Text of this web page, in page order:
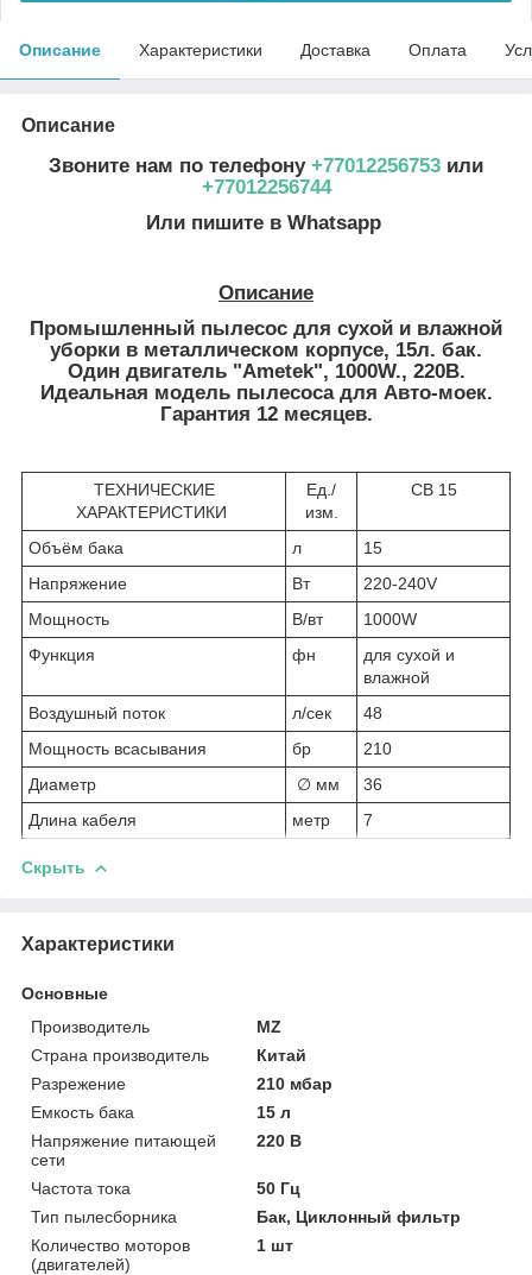
Описание Характеристики Доставка Оплата
Описание
Звоните нам по телефону +77012256753 или
+77012256744
Или пишите в Whatsapp
Описание
Промышленный пылесос для сухой и влажной
уборки в металлическом корпусе, 15л. бак.
Один двигатель "Ametek", 1000W., 220В.
Идеальная модель пылесоса для Авто-моек.
Гарантия 12 месяцев.
ТЕХНИЧЕСКИЕ
ХАРАКТЕРИСТИКИ
Ед./
изм.
СВ 15
Объём бака л
15
Напряжение
Вт
220-240V
Мощность
В/вт
1000W
Функция
фн
для сухой и
влажной
Воздушный поток
л/сек
48
Мощность всасывания
бр
210
Диаметр
∅ мм
36
Длина кабеля
метр 7
Скрыть
Характеристики
Основные
Производитель
MZ
Страна производитель
Китай
Разрежение
210 мбар
Емкость бака
15 л
Напряжение питающей
сети
220 В
Частота тока
50 Гц
Тип пылесборника
Бак, Циклонный фильтр
Количество моторов
(двигателей)
1 шт